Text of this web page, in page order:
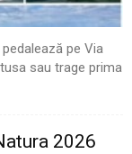
pe Via
sau trage prima
2026